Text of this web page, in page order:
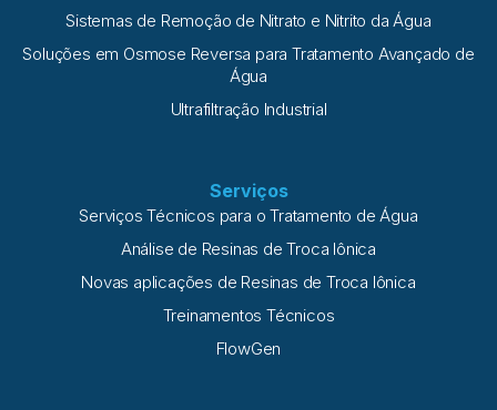
Sistemas de Remoção de Nitrato e Nitrito da Água
Soluções em Osmose Reversa para Tratamento Avançado de
Água
Ultrafiltração Industrial
Serviços
Serviços Técnicos para o Tratamento de Água
Análise de Resinas de Troca Iônica
Novas aplicações de Resinas de Troca Iônica
Treinamentos Técnicos
FlowGen